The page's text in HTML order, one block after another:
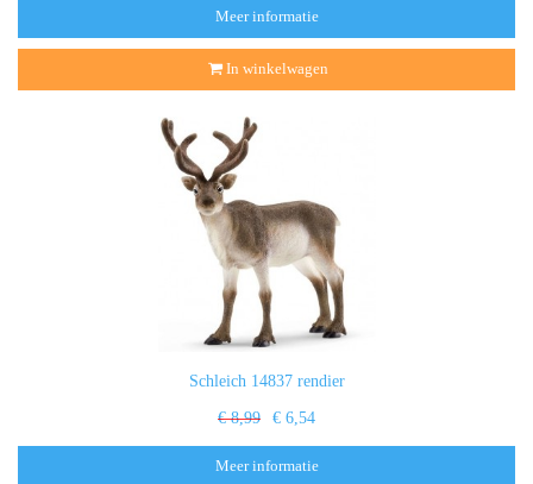
Meer informatie
In winkelwagen
Schleich 14837 rendier
€ 8,99 € 6,54
Meer informatie